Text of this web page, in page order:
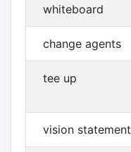
whiteboard
change agents
tee up
vision statement